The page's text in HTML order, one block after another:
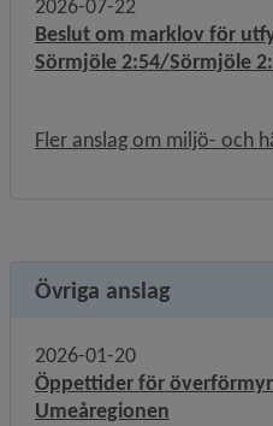
2026-07-22
Beslut om marklov för
Sörmjöle 2:54/Sörmjöle
Fler anslag om miljö- och
Övriga anslag
2026-01-20
Öppettider för
Umeåregionen